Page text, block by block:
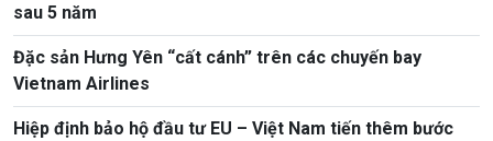
sau 5 năm
Đặc sản Hưng Yên “cất cánh” trên các chuyến bay
Vietnam Airlines
Hiệp định bảo hộ đầu tư EU – Việt Nam tiến thêm bước